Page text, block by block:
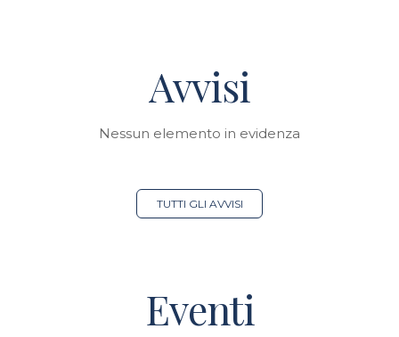
Avvisi
Nessun elemento in evidenza
TUTTI GLI AVVISI
Eventi